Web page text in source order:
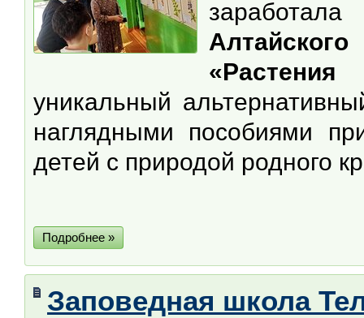
уникальный
наглядными пособиями
детей с природой родного
Подробнее »
Заповедная школа